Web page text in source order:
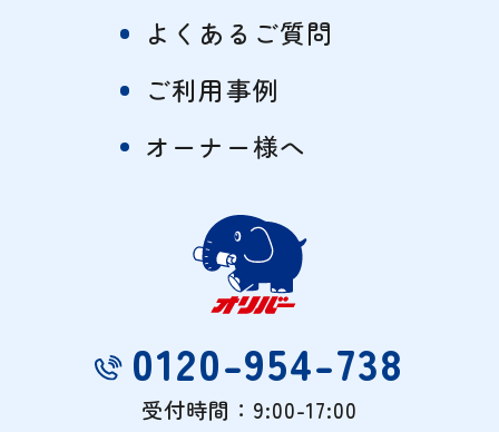
よくあるご質問
ご利用事例
オーナー様へ
0120-954-738
受付時間：9:00-17:00
相続対策基礎セミナー
オーナー様の円満な相続を実現するため
おります。
相続を何から始めたら良いかわからない